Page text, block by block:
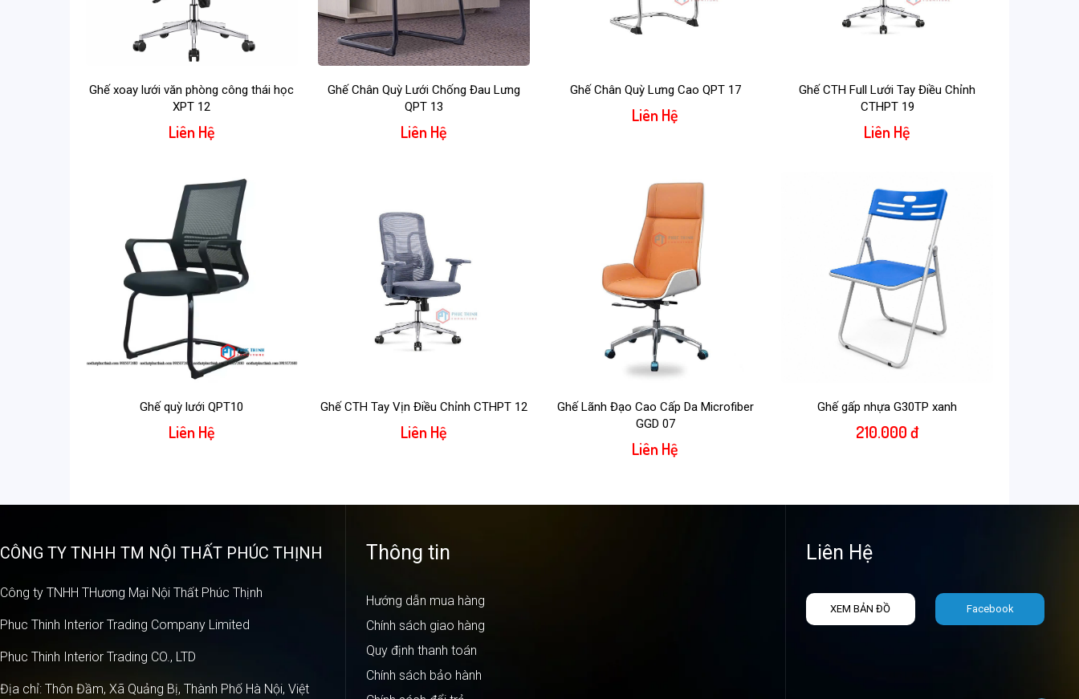
Ghế xoay lưới văn phòng công thái học
XPT 12
Liên Hệ
Ghế Chân Quỳ Lưới Chống Đau Lưng
QPT 13
Liên Hệ
Ghế Chân Quỳ Lưng Cao QPT 17
Liên Hệ
Ghế CTH Full Lưới Tay Điều Chỉnh
CTHPT 19
Liên Hệ
Ghế quỳ lưới QPT10
Liên Hệ
Ghế CTH Tay Vịn Điều Chỉnh CTHPT 12
Liên Hệ
Ghế Lãnh Đạo Cao Cấp Da Microfiber
GGD 07
Liên Hệ
Ghế gấp nhựa G30TP xanh
210.000 đ
CÔNG TY TNHH TM NỘI THẤT PHÚC THỊNH
Công ty TNHH THương Mại Nội Thất Phúc Thịnh
Phuc Thinh Interior Trading Company Limited
Phuc Thinh Interior Trading CO., LTD
Địa chỉ: Thôn Đầm, Xã Quảng Bị, Thành Phố Hà Nội, Việt
Thông tin
Hướng dẫn mua hàng
Chính sách giao hàng
Quy định thanh toán
Chính sách bảo hành
Liên Hệ
XEM BẢN ĐỒ Facebook